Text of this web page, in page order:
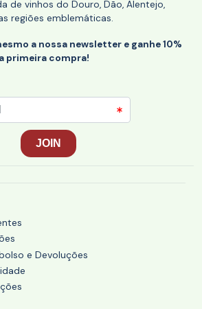
de vinhos do Douro, Dão, Alentejo,
regiões emblemáticas.
a nossa newsletter e ganhe 10%
primeira compra!
e Devoluções